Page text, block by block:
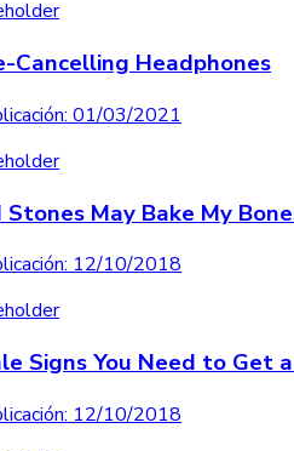
Cancelling Headphones
01/03/2021
May Bake My
12/10/2018
Signs You Need to Get
12/10/2018